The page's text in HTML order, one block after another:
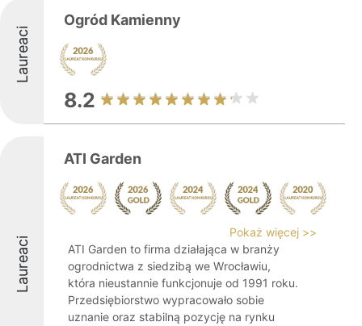
Laureaci
Ogród Kamienny
8.2
Laureaci
ATI Garden
Pokaż więcej >>
ATI Garden to firma działająca w branży
ogrodnictwa z siedzibą we Wrocławiu,
która nieustannie funkcjonuje od 1991 roku.
Przedsiębiorstwo wypracowało sobie
uznanie oraz stabilną pozycję na rynku